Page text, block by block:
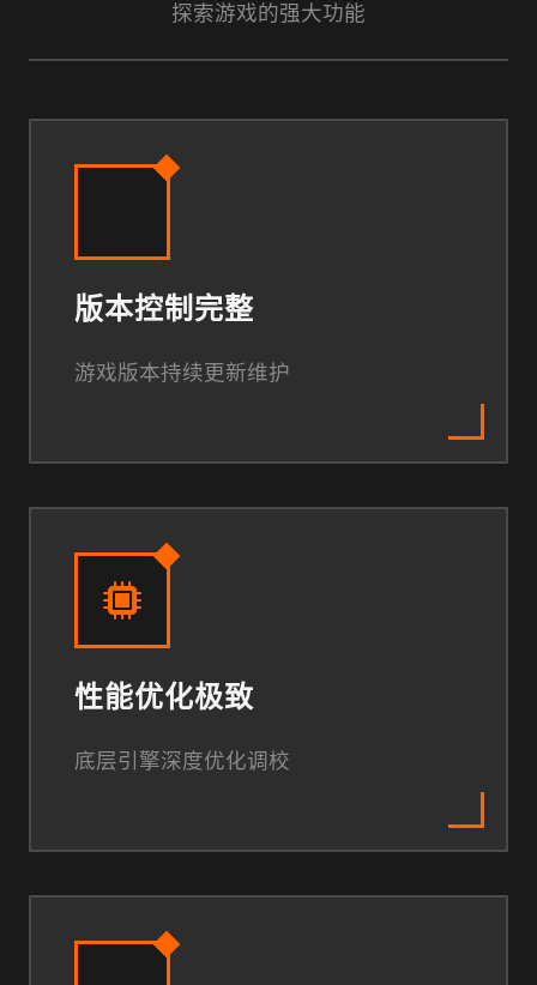
探索游戏的强大功能
版本控制完整
游戏版本持续更新维护
性能优化极致
底层引擎深度优化调校